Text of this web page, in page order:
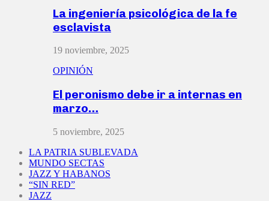
La ingeniería psicológica de la fe
esclavista
19 noviembre, 2025
OPINIÓN
El peronismo debe ir a internas en
marzo…
5 noviembre, 2025
LA PATRIA SUBLEVADA
MUNDO SECTAS
JAZZ Y HABANOS
“SIN RED”
JAZZ